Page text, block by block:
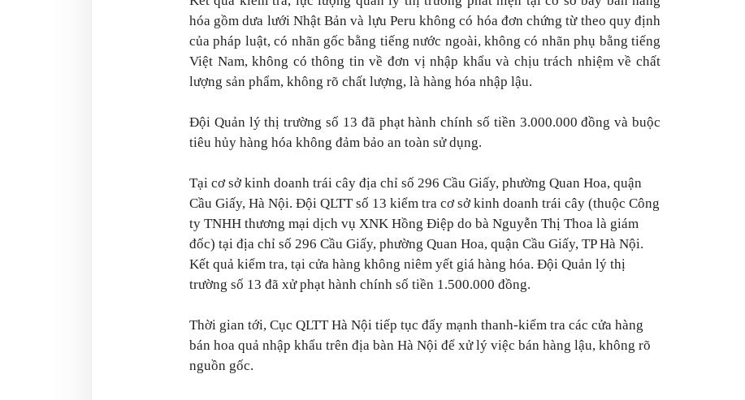
hóa gồm dưa lưới Nhật Bản và lựu Peru không có hóa đơn chứng từ theo quy định
của pháp luật, có nhãn gốc bằng tiếng nước ngoài, không có nhãn phụ bằng tiếng
Việt Nam, không có thông tin về đơn vị nhập khẩu và chịu trách nhiệm về chất
lượng sản phẩm, không rõ chất lượng, là hàng hóa nhập lậu.
Đội Quản lý thị trường số 13 đã phạt hành chính số tiền 3.000.000 đồng và buộc
tiêu hủy hàng hóa không đảm bảo an toàn sử dụng.
Tại cơ sở kinh doanh trái cây địa chỉ số 296 Cầu Giấy, phường Quan Hoa, quận
Cầu Giấy, Hà Nội. Đội QLTT số 13 kiểm tra cơ sở kinh doanh trái cây (thuộc Công
ty TNHH thương mại dịch vụ XNK Hồng Điệp do bà Nguyễn Thị Thoa là giám
đốc) tại địa chỉ số 296 Cầu Giấy, phường Quan Hoa, quận Cầu Giấy, TP Hà Nội.
Kết quả kiểm tra, tại cửa hàng không niêm yết giá hàng hóa. Đội Quản lý thị
trường số 13 đã xử phạt hành chính số tiền 1.500.000 đồng.
Thời gian tới, Cục QLTT Hà Nội tiếp tục đẩy mạnh thanh-kiểm tra các cửa hàng
bán hoa quả nhập khẩu trên địa bàn Hà Nội để xử lý việc bán hàng lậu, không rõ
nguồn gốc.